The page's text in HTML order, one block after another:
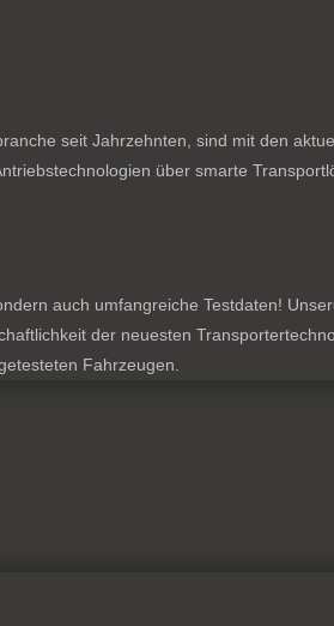
seit Jahrzehnten, sind mit den
über smarte
auch umfangreiche Testdaten!
der neuesten
Fahrzeugen.